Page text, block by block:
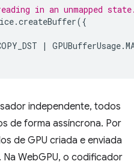
in an unmapped
.createBuffer({
| GPUBufferUsage.
independente, todos
de forma assíncrona. Por
de GPU criada e enviada
WebGPU, o codificador